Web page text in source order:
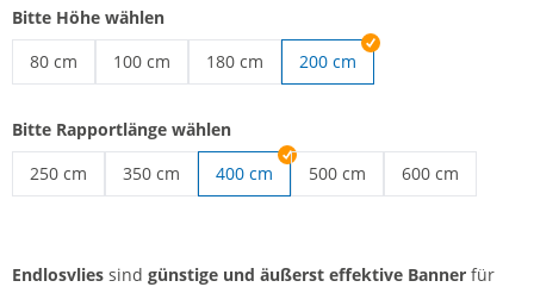
Bitte Höhe wählen
80 cm
100 cm
180 cm
200 cm
Bitte Rapportlänge wählen
250 cm
350 cm
400 cm
500 cm
600 cm
Endlosvlies sind günstige und äußerst effektive Banner für